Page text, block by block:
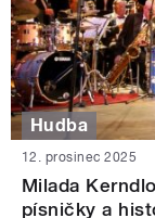
Hudba
12. prosinec 2025
Milada
písničky a